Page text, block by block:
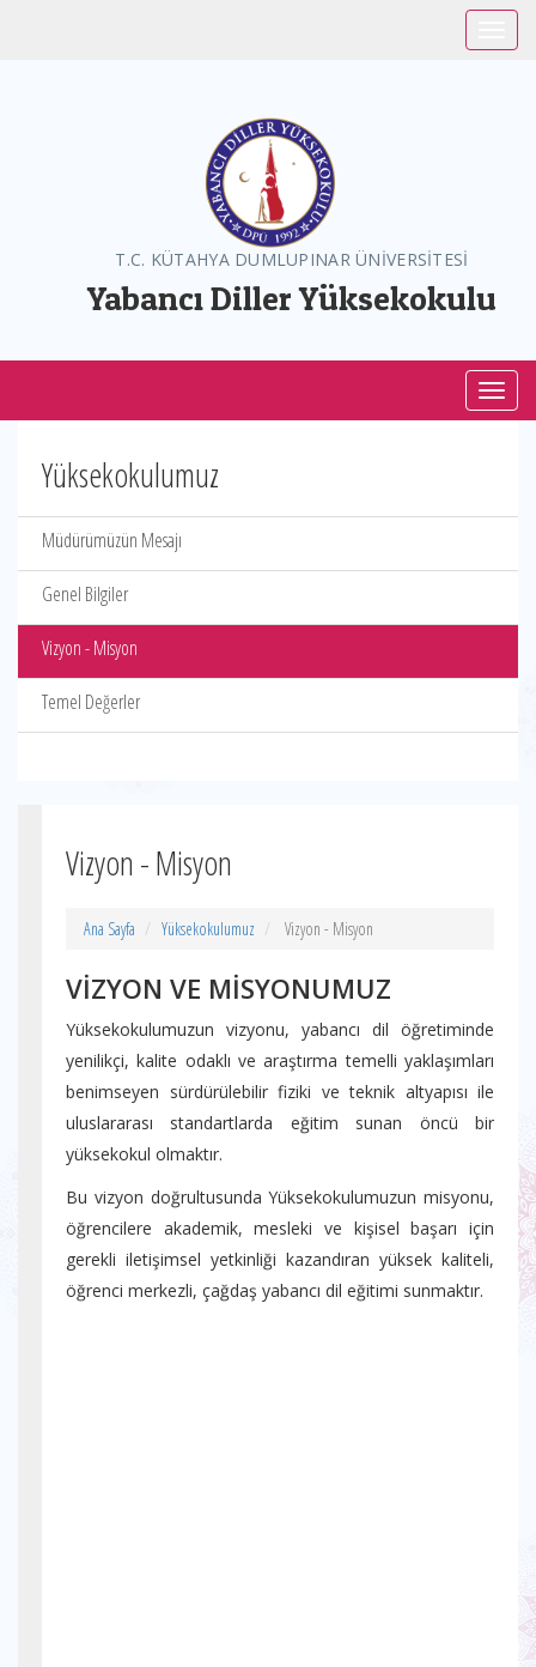
T.C. KÜTAHYA DUMLUPINAR ÜNİVERSİTESİ
Yabancı Diller Yüksekokulu
Yüksekokulumuz
Müdürümüzün Mesajı
Genel Bilgiler
Vizyon - Misyon
Temel Değerler
Vizyon - Misyon
Ana Sayfa Yüksekokulumuz Vizyon - Misyon
VİZYON VE MİSYONUMUZ
Yüksekokulumuzun vizyonu, yabancı dil öğretiminde
yenilikçi, kalite odaklı ve araştırma temelli yaklaşımları
benimseyen sürdürülebilir fiziki ve teknik altyapısı ile
uluslararası standartlarda eğitim sunan öncü bir
yüksekokul olmaktır.
Bu vizyon doğrultusunda Yüksekokulumuzun misyonu,
öğrencilere akademik, mesleki ve kişisel başarı için
gerekli iletişimsel yetkinliği kazandıran yüksek kaliteli,
öğrenci merkezli, çağdaş yabancı dil eğitimi sunmaktır.